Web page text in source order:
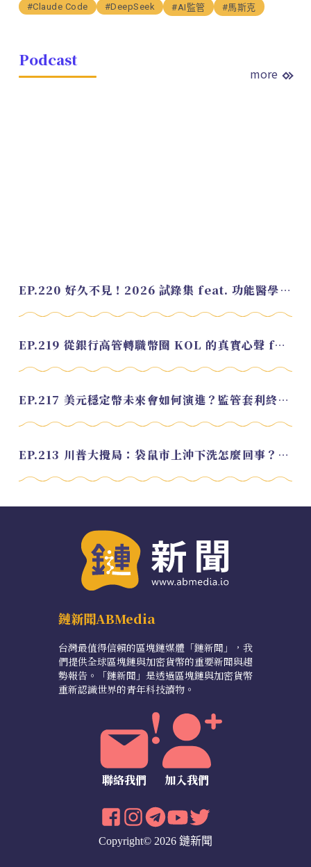
#Claude Code
#DeepSeek #AI監管 #馬斯克
Podcast
more
EP.220 好久不見！2026 試錄集 feat. 功能醫學營養師 美寶
EP.219 從銀行高管轉職幣圈 KOL 的真實心聲 feat.龜大
EP.217 美元穩定幣未來會如何演進？監管套利終將收斂？feat. 研究員 余哲安
EP.213 川普大攪局：袋鼠市上沖下洗怎麼回事？feat. Alvin
鏈新聞ABMedia
台灣最值得信賴的區塊鏈媒體「鏈新聞」，我
們提供全球區塊鏈與加密貨幣的重要新聞與趨
勢報告。「鏈新聞」是透過區塊鏈與加密貨幣
重新認識世界的青年科技讀物。
聯絡我們 加入我們
Copyright© 2026 鏈新聞